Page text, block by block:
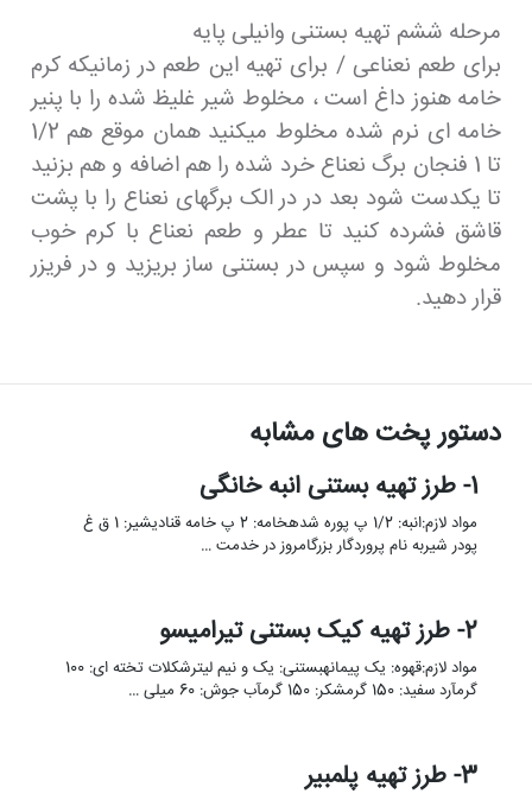
مرحله ششم تهیه بستنی وانیلی پایه
برای طعم نعناعی / برای تهیه این طعم در زمانیکه کرم
خامه هنوز داغ است ، مخلوط شیر غلیظ شده را با پنیر
خامه ای نرم شده مخلوط میکنید همان موقع هم 1/2
تا 1 فنجان برگ نعناع خرد شده را هم اضافه و هم بزنید
تا یکدست شود بعد در در الک برگهای نعناع را با پشت
قاشق فشرده کنید تا عطر و طعم نعناع با کرم خوب
مخلوط شود و سپس در بستنی ساز بریزید و در فریزر
قرار دهید.
دستور پخت های مشابه
1- طرز تهیه بستنی انبه خانگی
مواد لازم:انبه: 1/2 پ پوره شدهخامه: 2 پ خامه قنادیشیر: 1 ق غ
پودر شیربه نام پروردگار بزرگامروز در خدمت …
2- طرز تهیه کیک بستنی تیرامیسو
مواد لازم:قهوه: یک پیمانهبستنی: یک و نیم لیترشکلات تخته ای: 100
گرمآرد سفید: 150 گرمشکر: 150 گرمآب جوش: 60 میلی …
3- طرز تهیه پلمبیر